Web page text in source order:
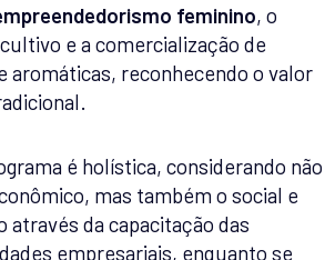
feminino, o
e a comercialização de
aromáticas, reconhecendo o valor
é holística, considerando não
mas também o social e
da capacitação das
empresariais, enquanto se